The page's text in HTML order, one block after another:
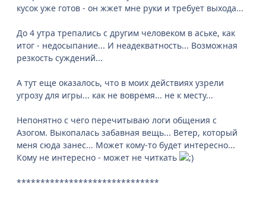
кусок уже готов - он жжет мне руки и требует выхода...
До 4 утра трепались с другим человеком в аське, как
итог - недосыпание... И неадекватность... Возможная
резкость суждений...
А тут еще оказалось, что в моих действиях узрели
угрозу для игры... как не вовремя... не к месту...
Непонятно с чего перечитываю логи общения с
Азогом. Выкопалась забавная вещь... Ветер, который
меня сюда занес... Может кому-то будет интересно...
Кому не интересно - может не читкать
******************************